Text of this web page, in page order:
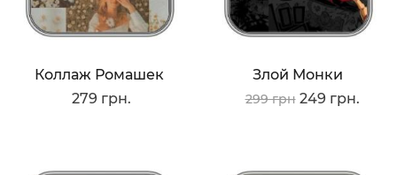
Коллаж Ромашек
279 грн.
Злой Монки
299 грн 249 грн.